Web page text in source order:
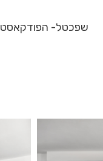
שפכטל- הפודקאסט